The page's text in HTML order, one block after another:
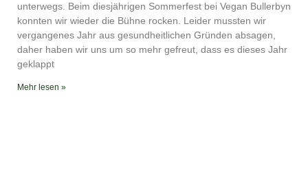
unterwegs. Beim diesjährigen Sommerfest bei Vegan Bullerbyn
konnten wir wieder die Bühne rocken. Leider mussten wir
vergangenes Jahr aus gesundheitlichen Gründen absagen,
daher haben wir uns um so mehr gefreut, dass es dieses Jahr
geklappt
Mehr lesen »